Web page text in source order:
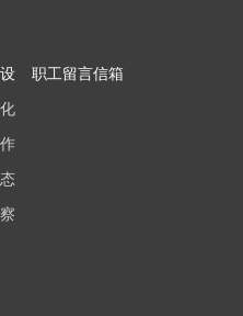
职工留言信箱